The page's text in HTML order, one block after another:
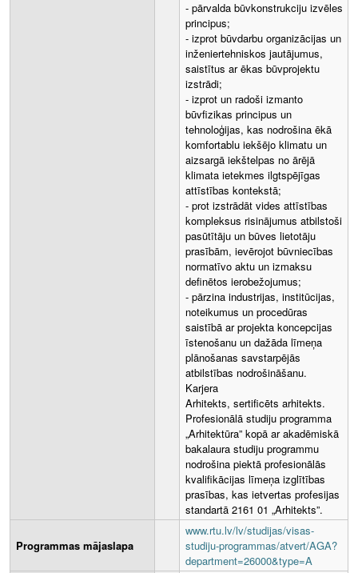
- pārvalda būvkonstrukciju izvēles
principus;
- izprot būvdarbu organizācijas un
inženiertehniskos jautājumus,
saistītus ar ēkas būvprojektu
izstrādi;
- izprot un radoši izmanto
būvfizikas principus un
tehnoloģijas, kas nodrošina ēkā
komfortablu iekšējo klimatu un
aizsargā iekštelpas no ārējā
klimata ietekmes ilgtspējīgas
attīstības kontekstā;
- prot izstrādāt vides attīstības
kompleksus risinājumus atbilstoši
pasūtītāju un būves lietotāju
prasībām, ievērojot būvniecības
normatīvo aktu un izmaksu
definētos ierobežojumus;
- pārzina industrijas, institūcijas,
noteikumus un procedūras
saistībā ar projekta koncepcijas
īstenošanu un dažāda līmeņa
plānošanas savstarpējās
atbilstības nodrošināšanu.
Karjera
Arhitekts, sertificēts arhitekts.
Profesionālā studiju programma
„Arhitektūra” kopā ar akadēmiskā
bakalaura studiju programmu
nodrošina piektā profesionālās
kvalifikācijas līmeņa izglītības
prasības, kas ietvertas profesijas
standartā 2161 01 „Arhitekts”.
Programmas mājaslapa
www.rtu.lv/lv/studijas/visas-
studiju-programmas/atvert/AGA?
department=26000&type=A